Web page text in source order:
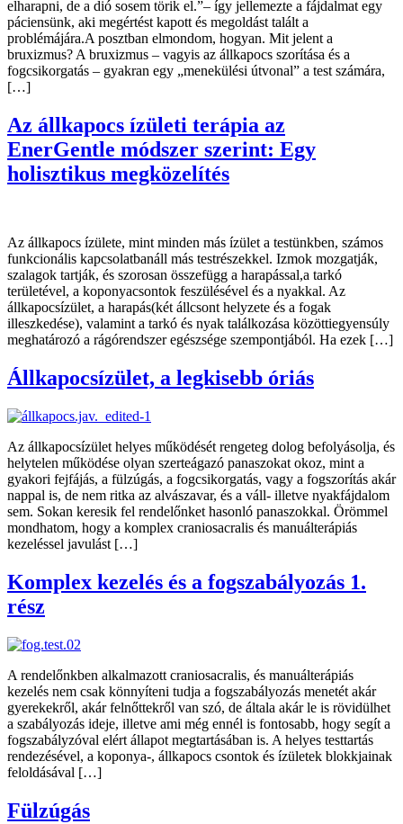
elharapni, de a dió sosem törik el.”– így jellemezte a fájdalmat egy
páciensünk, aki megértést kapott és megoldást talált a
problémájára.A posztban elmondom, hogyan. Mit jelent a
bruxizmus? A bruxizmus – vagyis az állkapocs szorítása és a
fogcsikorgatás – gyakran egy „menekülési útvonal” a test számára,
[…]
Az állkapocs ízületi terápia az
EnerGentle módszer szerint: Egy
holisztikus megközelítés
Az állkapocs ízülete, mint minden más ízület a testünkben, számos
funkcionális kapcsolatbanáll más testrészekkel. Izmok mozgatják,
szalagok tartják, és szorosan összefügg a harapással,a tarkó
területével, a koponyacsontok feszülésével és a nyakkal. Az
állkapocsízület, a harapás(két állcsont helyzete és a fogak
illeszkedése), valamint a tarkó és nyak találkozása közöttiegyensúly
meghatározó a rágórendszer egészsége szempontjából. Ha ezek […]
Állkapocsízület, a legkisebb óriás
Az állkapocsízület helyes működését rengeteg dolog befolyásolja, és
helytelen működése olyan szerteágazó panaszokat okoz, mint a
gyakori fejfájás, a fülzúgás, a fogcsikorgatás, vagy a fogszorítás akár
nappal is, de nem ritka az alvászavar, és a váll- illetve nyakfájdalom
sem. Sokan keresik fel rendelőnket hasonló panaszokkal. Örömmel
mondhatom, hogy a komplex craniosacralis és manuálterápiás
kezeléssel javulást […]
Komplex kezelés és a fogszabályozás 1.
rész
A rendelőnkben alkalmazott craniosacralis, és manuálterápiás
kezelés nem csak könnyíteni tudja a fogszabályozás menetét akár
gyerekekről, akár felnőttekről van szó, de általa akár le is rövidülhet
a szabályozás ideje, illetve ami még ennél is fontosabb, hogy segít a
fogszabályzóval elért állapot megtartásában is. A helyes testtartás
rendezésével, a koponya-, állkapocs csontok és ízületek blokkjainak
feloldásával […]
Fülzúgás